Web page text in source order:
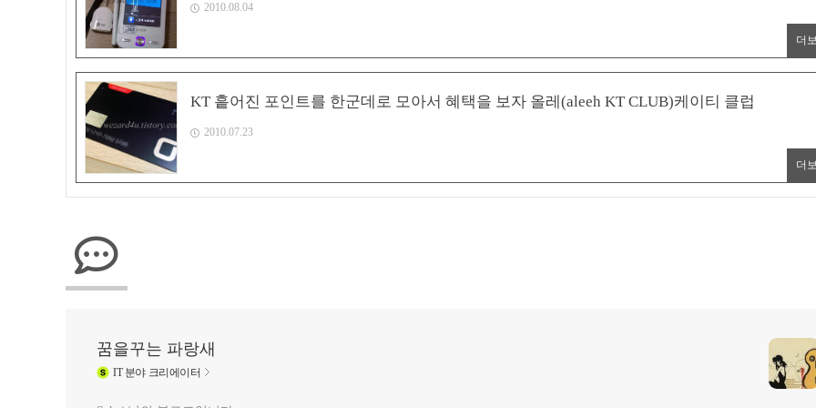
2010.08.04
더
KT 흩어진 포인트를 한군데로 모아서 혜택을 보자 올레(aleeh KT CLUB)케이티 클럽
2010.07.23
더
꿈을꾸는 파랑새
IT분야 크리에이터